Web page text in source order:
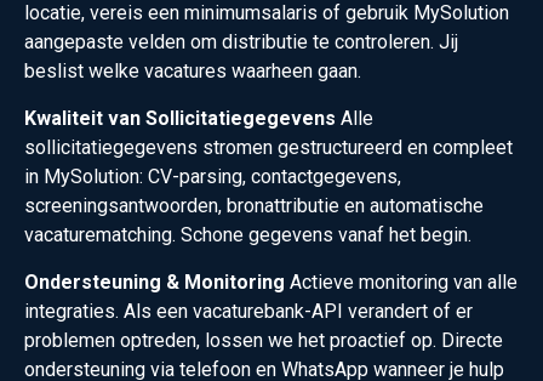
locatie, vereis een minimumsalaris of gebruik MySolution
aangepaste velden om distributie te controleren. Jij
beslist welke vacatures waarheen gaan.
Kwaliteit van Sollicitatiegegevens Alle
sollicitatiegegevens stromen gestructureerd en compleet
in MySolution: CV-parsing, contactgegevens,
screeningsantwoorden, bronattributie en automatische
vacaturematching. Schone gegevens vanaf het begin.
Ondersteuning & Monitoring Actieve monitoring van alle
integraties. Als een vacaturebank-API verandert of er
problemen optreden, lossen we het proactief op. Directe
ondersteuning via telefoon en WhatsApp wanneer je hulp